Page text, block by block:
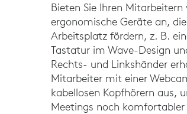
Bieten Sie Ihren
ergonomische Geräte an,
Arbeitsplatz fördern, z. B.
Tastatur im Wave-Design
Rechts- und Linkshänder
Mitarbeiter mit einer
kabellosen Kopfhörern aus,
Meetings noch